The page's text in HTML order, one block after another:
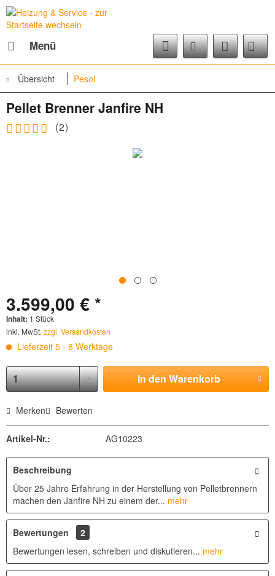
Menü
Übersicht Pesol
Pellet Brenner Janfire NH
(2)
3.599,00 € *
Inhalt: 1 Stück
inkl. MwSt. zzgl. Versandkosten
Lieferzeit 5 - 8 Werktage
In denWarenkorb
Merken Bewerten
Artikel-Nr.: AG10223
Beschreibung
Über 25 Jahre Erfahrung in der Herstellung von Pelletbrennern
machen den Janfire NH zu einem der... mehr
Bewertungen
2
Bewertungen lesen, schreiben und diskutieren... mehr